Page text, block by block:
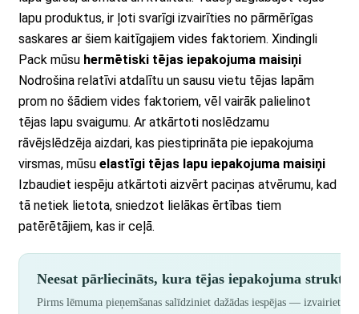
lapu produktus, ir ļoti svarīgi izvairīties no pārmērīgas
saskares ar šiem kaitīgajiem vides faktoriem. Xindingli
Pack mūsu hermētiski tējas iepakojuma maisiņi
Nodrošina relatīvi atdalītu un sausu vietu tējas lapām
prom no šādiem vides faktoriem, vēl vairāk palielinot
tējas lapu svaigumu. Ar atkārtoti noslēdzamu
rāvējslēdzēja aizdari, kas piestiprināta pie iepakojuma
virsmas, mūsu elastīgi tējas lapu iepakojuma maisiņi
Izbaudiet iespēju atkārtoti aizvērt paciņas atvērumu, kad
tā netiek lietota, sniedzot lielākas ērtības tiem
patērētājiem, kas ir ceļā.
Neesat pārliecināts, kura tējas iepakojuma
Pirms lēmuma pieņemšanas salīdziniet dažādas iespējas —